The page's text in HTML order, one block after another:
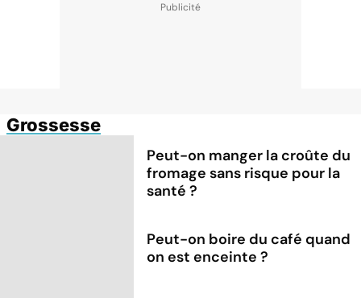
Grossesse
Peut-on manger la croûte du
fromage sans risque pour la
santé ?
Peut-on boire du café quand
on est enceinte ?